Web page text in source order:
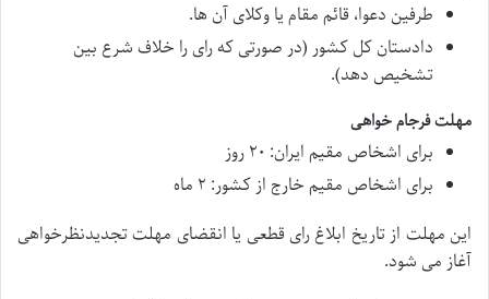
طرفین دعوا، قائم مقام یا وکلای آن ها.
دادستان کل کشور (در صورتی که رای را خلاف شرع بین
تشخیص دهد).
مهلت فرجام خواهی
برای اشخاص مقیم ایران: ۲۰ روز
برای اشخاص مقیم خارج از کشور: ۲ ماه
این مهلت از تاریخ ابلاغ رای قطعی یا انقضای مهلت تجدیدنظرخواهی
آغاز می شود.